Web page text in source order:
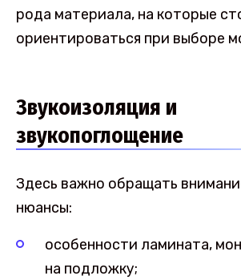
рода материала, на которые
ориентироваться при выборе
Звукоизоляция и
звукопоглощение
Здесь важно обращать
нюансы:
особенности ламината,
на подложку;